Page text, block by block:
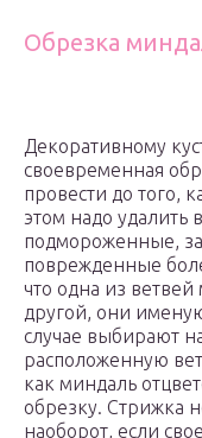
Обрезка
Декоративному
своевременная
провести до того,
этом надо удалить
подмороженные,
поврежденные
что одна из
другой, они
случае выбирают
расположенную
как миндаль
обрезку. Стрижка
наоборот, если